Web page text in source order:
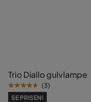
Trio Diallo gulvlampe
(3)
SE PRISEN!